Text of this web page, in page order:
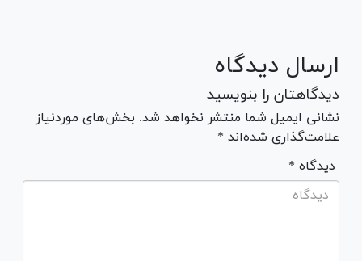
ارسال دیدگاه
دیدگاهتان را بنویسید
نشانی ایمیل شما منتشر نخواهد شد. بخش‌های موردنیاز
علامت‌گذاری شده‌اند *
* دیدگاه